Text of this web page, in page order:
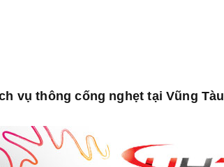
vụ thông cống nghẹt tại Vũng Tàu